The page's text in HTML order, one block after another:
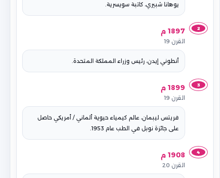
يوهانا شبيري، كاتبة سويسرية.
2 1897 م
القرن 19
أنطوني إيدن، رئيس وزراء المملكة المتحدة.
3 1899 م
القرن 19
فريتس ليبمان، عالم كيمياء حيوية ألماني / أمريكي حاصل
على جائزة نوبل في الطب عام 1953.
4 1908 م
القرن 20